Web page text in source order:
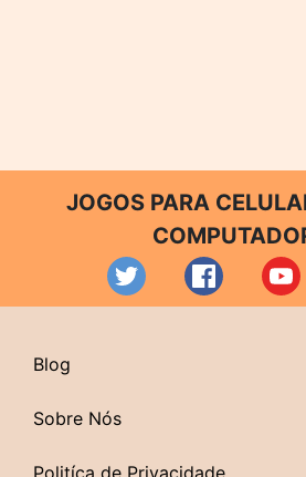
JOGOS PARA
Blog
Sobre Nós
Politíca de Privacidade